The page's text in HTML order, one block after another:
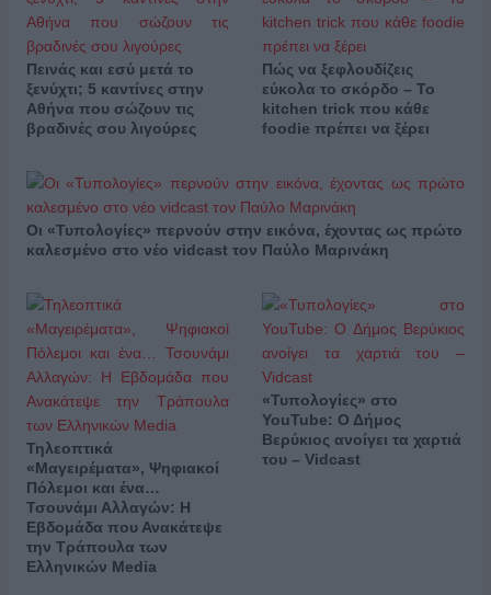
Πεινάς και εσύ μετά το
ξενύχτι; 5 καντίνες στην
Αθήνα που σώζουν τις
βραδινές σου λιγούρες
Πώς να ξεφλουδίζεις
εύκολα το σκόρδο – Το
kitchen trick που κάθε
foodie πρέπει να ξέρει
Οι «Τυπολογίες» περνούν στην εικόνα, έχοντας ως πρώτο
καλεσμένο στο νέο vidcast τον Παύλο Μαρινάκη
Τηλεοπτικά
«Μαγειρέματα», Ψηφιακοί
Πόλεμοι και ένα…
Τσουνάμι Αλλαγών: Η
Εβδομάδα που Ανακάτεψε
την Τράπουλα των
Ελληνικών Media
«Τυπολογίες» στο
YouTube: Ο Δήμος
Βερύκιος ανοίγει τα χαρτιά
του – Vidcast